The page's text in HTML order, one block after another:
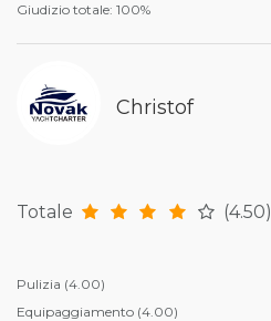
Giudizio totale: 100%
Christof
Totale (4.50)
Pulizia (4.00)
Equipaggiamento (4.00)